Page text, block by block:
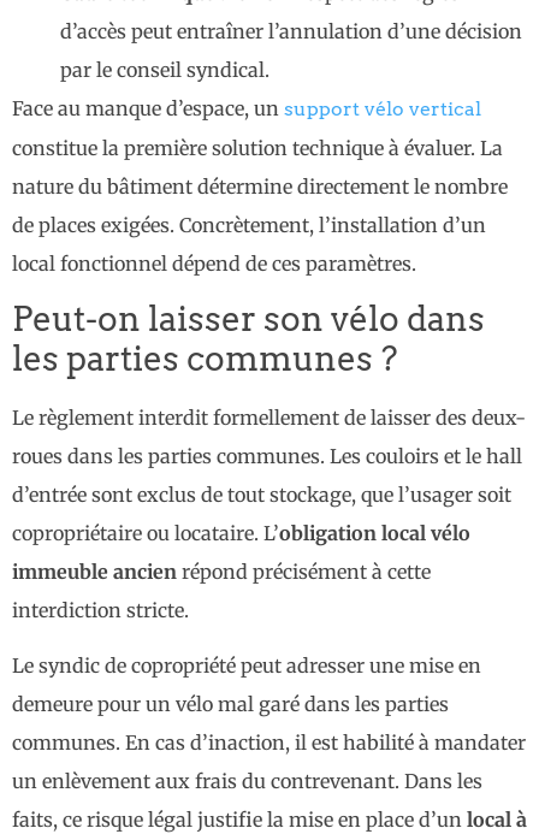
d’accès peut entraîner l’annulation d’une décision
par le conseil syndical.
Face au manque d’espace, un support vélo vertical
constitue la première solution technique à évaluer. La
nature du bâtiment détermine directement le nombre
de places exigées. Concrètement, l’installation d’un
local fonctionnel dépend de ces paramètres.
Peut-on laisser son vélo dans
les parties communes ?
Le règlement interdit formellement de laisser des deux-
roues dans les parties communes. Les couloirs et le hall
d’entrée sont exclus de tout stockage, que l’usager soit
copropriétaire ou locataire. L’obligation local vélo
immeuble ancien répond précisément à cette
interdiction stricte.
Le syndic de copropriété peut adresser une mise en
demeure pour un vélo mal garé dans les parties
communes. En cas d’inaction, il est habilité à mandater
un enlèvement aux frais du contrevenant. Dans les
faits, ce risque légal justifie la mise en place d’un local à